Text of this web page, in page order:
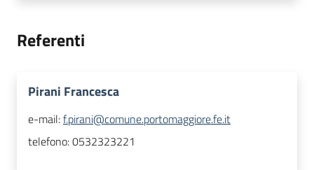
Referenti
Pirani Francesca
e-mail:f.pirani@comune.portomaggiore.fe.it
telefono:0532323221